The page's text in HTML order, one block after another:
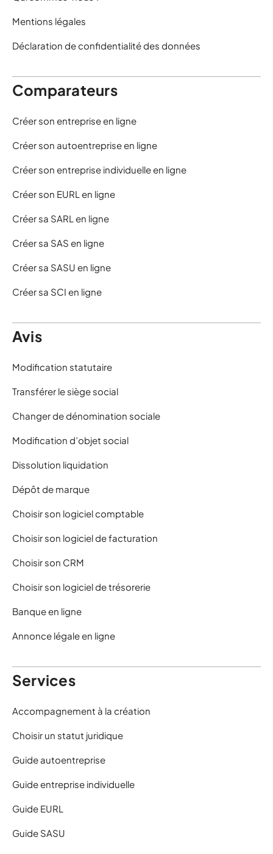
Mentions légales
Déclaration de confidentialité des données
Comparateurs
Créer son entreprise en ligne
Créer son autoentreprise en ligne
Créer son entreprise individuelle en ligne
Créer son EURL en ligne
Créer sa SARL en ligne
Créer sa SAS en ligne
Créer sa SASU en ligne
Créer sa SCI en ligne
Avis
Modification statutaire
Transférer le siège social
Changer de dénomination sociale
Modification d’objet social
Dissolution liquidation
Dépôt de marque
Choisir son logiciel comptable
Choisir son logiciel de facturation
Choisir son CRM
Choisir son logiciel de trésorerie
Banque en ligne
Annonce légale en ligne
Services
Accompagnement à la création
Choisir un statut juridique
Guide autoentreprise
Guide entreprise individuelle
Guide EURL
Guide SASU